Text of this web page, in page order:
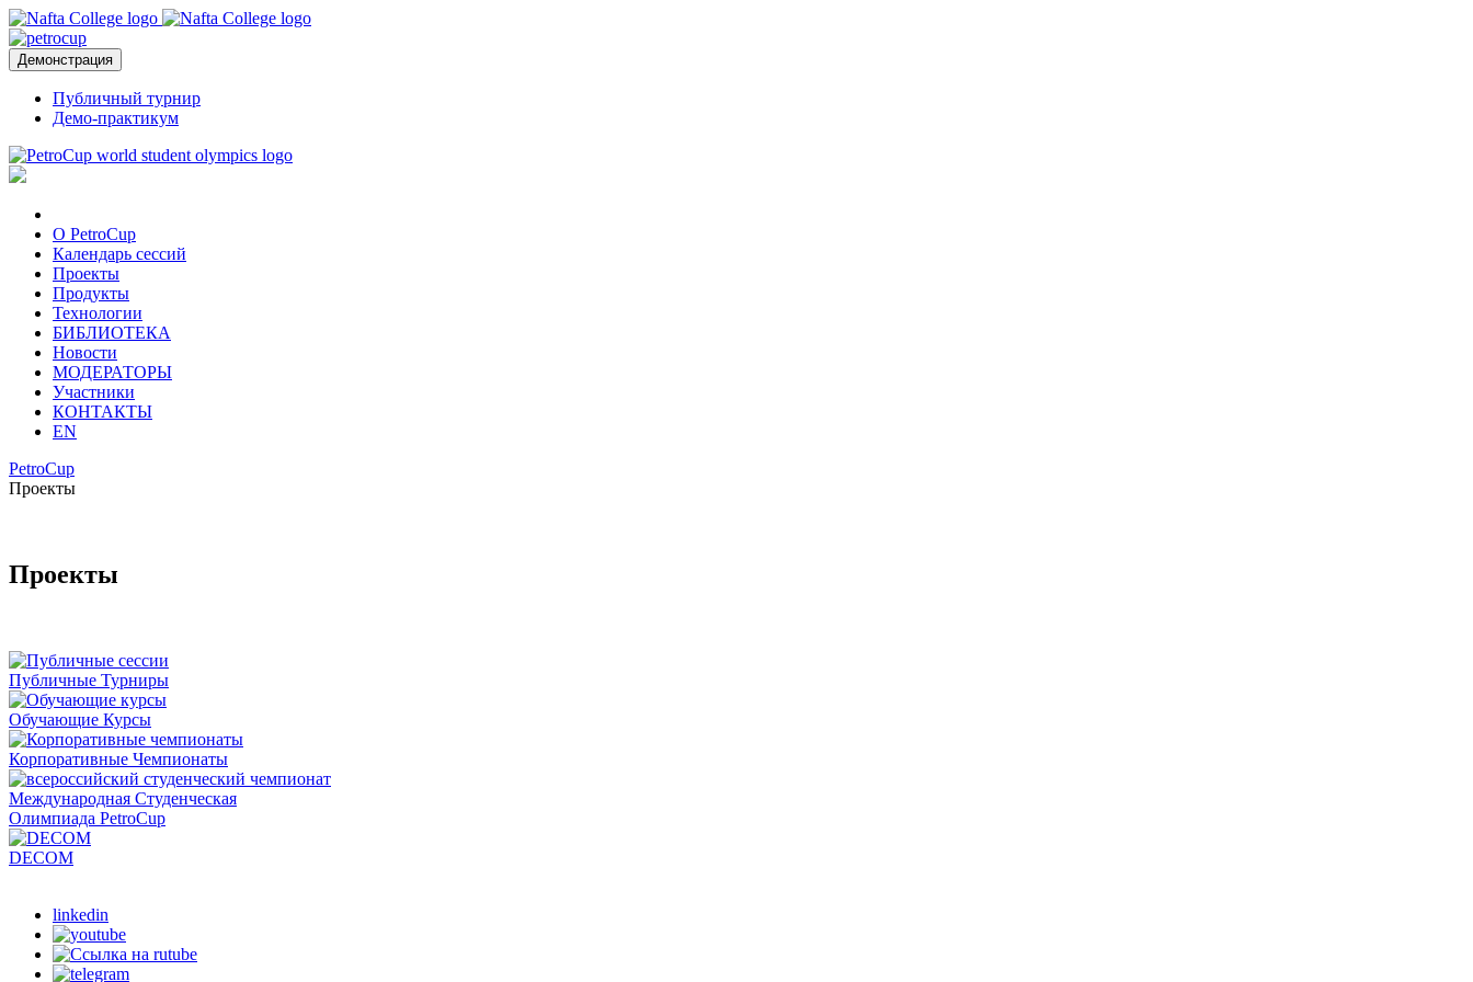
Демонстрация
Публичный турнир
Демо-практикум
О PetroCup
Календарь сессий
Проекты
Продукты
Технологии
БИБЛИОТЕКА
Новости
МОДЕРАТОРЫ
Участники
КОНТАКТЫ
EN
PetroCup
Проекты
Проекты
Публичные Турниры
Обучающие Курсы
Корпоративные Чемпионаты
Международная Студенческая
Олимпиада PetroCup
DECOM
linkedin